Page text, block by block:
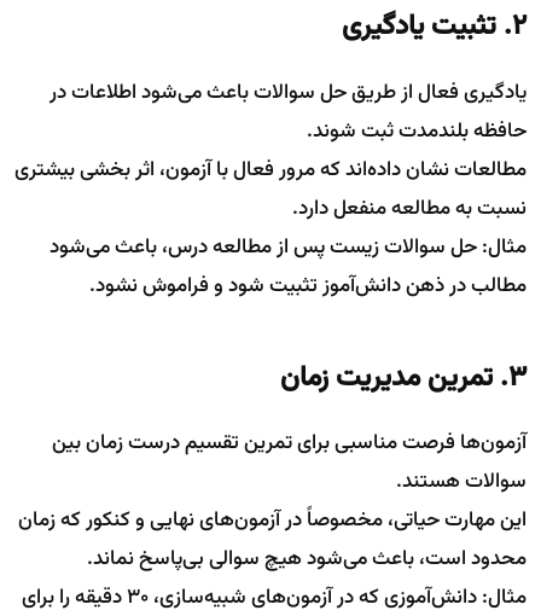
2. تثبیت یادگیری
یادگیری فعال از طریق حل سوالات باعث می‌شود اطلاعات در
حافظه بلندمدت ثبت شوند.
مطالعات نشان داده‌اند که مرور فعال با آزمون، اثر بخشی بیشتری
نسبت به مطالعه منفعل دارد.
مثال: حل سوالات زیست پس از مطالعه درس، باعث می‌شود
مطالب در ذهن دانش‌آموز تثبیت شود و فراموش نشود.
3. تمرین مدیریت زمان
آزمون‌ها فرصت مناسبی برای تمرین تقسیم درست زمان بین
سوالات هستند.
این مهارت حیاتی، مخصوصاً در آزمون‌های نهایی و کنکور که زمان
محدود است، باعث می‌شود هیچ سوالی بی‌پاسخ نماند.
مثال: دانش‌آموزی که در آزمون‌های شبیه‌سازی، ۳۰ دقیقه را برای